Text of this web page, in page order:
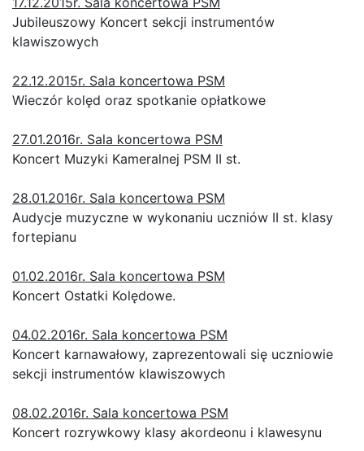
Jubileuszowy Koncert sekcji instrumentów
klawiszowych
22.12.2015r. Sala koncertowa PSM
Wieczór kolęd oraz spotkanie opłatkowe
27.01.2016r. Sala koncertowa PSM
Koncert Muzyki Kameralnej PSM II st.
28.01.2016r. Sala koncertowa PSM
Audycje muzyczne w wykonaniu uczniów II st. klasy
fortepianu
01.02.2016r. Sala koncertowa PSM
Koncert Ostatki Kolędowe.
04.02.2016r. Sala koncertowa PSM
Koncert karnawałowy, zaprezentowali się uczniowie
sekcji instrumentów klawiszowych
08.02.2016r. Sala koncertowa PSM
Koncert rozrywkowy klasy akordeonu i klawesynu